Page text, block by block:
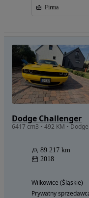
Firma
Dodge Challenger
6417 cm3 • 492 KM •
89 217 km
2018
Wilkowice (Śląskie)
Prywatny